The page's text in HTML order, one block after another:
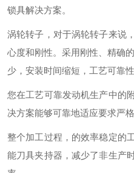
锁具解决方案。
涡轮转子，对于涡轮转子来说
心度和刚性。采用刚性、精确
少，安装时间缩短，工艺可靠
您在工艺可靠发动机生产中的
决方案能够可靠地适应要求严
整个加工过程，的效率稳定的
能刀具夹持器，减少了非生产